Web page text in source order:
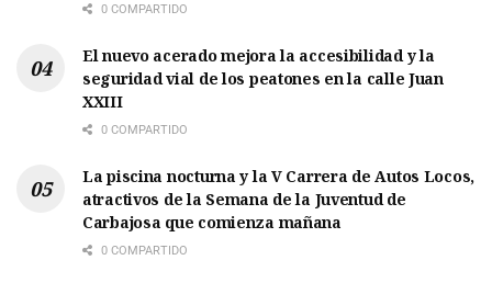
0 COMPARTIDO
El nuevo acerado mejora la accesibilidad y la
seguridad vial de los peatones en la calle Juan
XXIII
0 COMPARTIDO
La piscina nocturna y la V Carrera de Autos Locos,
atractivos de la Semana de la Juventud de
Carbajosa que comienza mañana
0 COMPARTIDO